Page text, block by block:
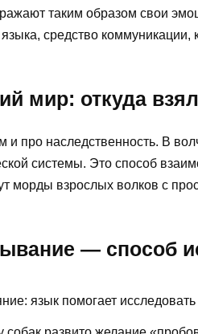
таким образом свои
средство коммуникации,
мир: откуда
и про наследственность. В
системы. Это способ
морды взрослых волков с
— способ
язык помогает